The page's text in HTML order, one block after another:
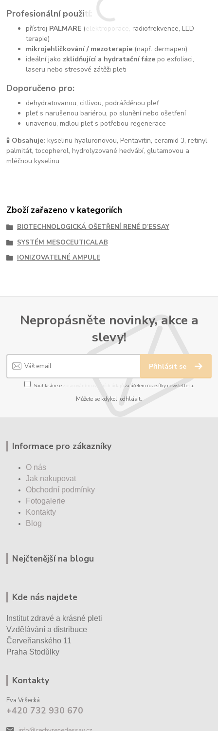
Profesionální použití:
přístroj PALMARE (elektroporace, radiofrekvence, LED
terapie)
mikrojehličkování / mezoterapie (např. dermapen)
ideální jako zklidňující a hydratační fáze po exfoliaci,
laseru nebo stresové zátěži pleti
Doporučeno pro:
dehydratovanou, citlivou, podrážděnou pleť
pleť s narušenou bariérou, po slunění nebo ošetření
unavenou, mdlou pleť s potřebou regenerace
🧪 Obsahuje: kyselinu hyaluronovou, Pentavitin, ceramid 3, retinyl
palmitát, tocopherol, hydrolyzované hedvábí, glutamovou a
mléčnou kyselinu
Zboží zařazeno v kategoriích
BIOTECHNOLOGICKÁ OŠETŘENÍ RENÉ D’ESSAY
SYSTÉM MESOCEUTICALAB
IONIZOVATELNÉ AMPULE
Nepropásněte novinky, akce a
slevy!
Přihlásit se
Souhlasím se za účelem rozesílky newsletteru.
Můžete se kdykoli odhlásit.
Informace pro zákazníky
O nás
Jak nakupovat
Obchodní podmínky
Fotogalerie
Kontakty
Blog
Nejčtenější na blogu
Kde nás najdete
Institut zdravé a krásné pleti
Vzdělávání a distribuce
Červeňanského 11
Praha Stodůlky
Kontakty
Eva Vršecká
+420 732 930 670